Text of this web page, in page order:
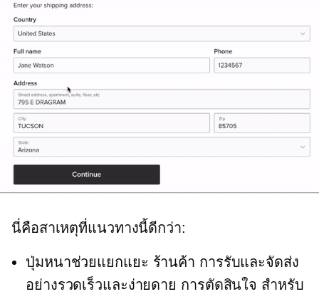
นี่คือสาเหตุที่แนวทางนี้ดีกว่า:
ปุ่มหนาช่วยแยกแยะ ร้านค้า การรับและจัดส่ง
อย่างรวดเร็วและง่ายดาย การตัดสินใจ สำหรับ